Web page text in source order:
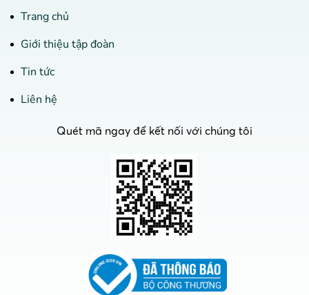
Trang chủ
Giới thiệu tập đoàn
Tin tức
Liên hệ
Quét mã ngay để kết nối với chúng tôi